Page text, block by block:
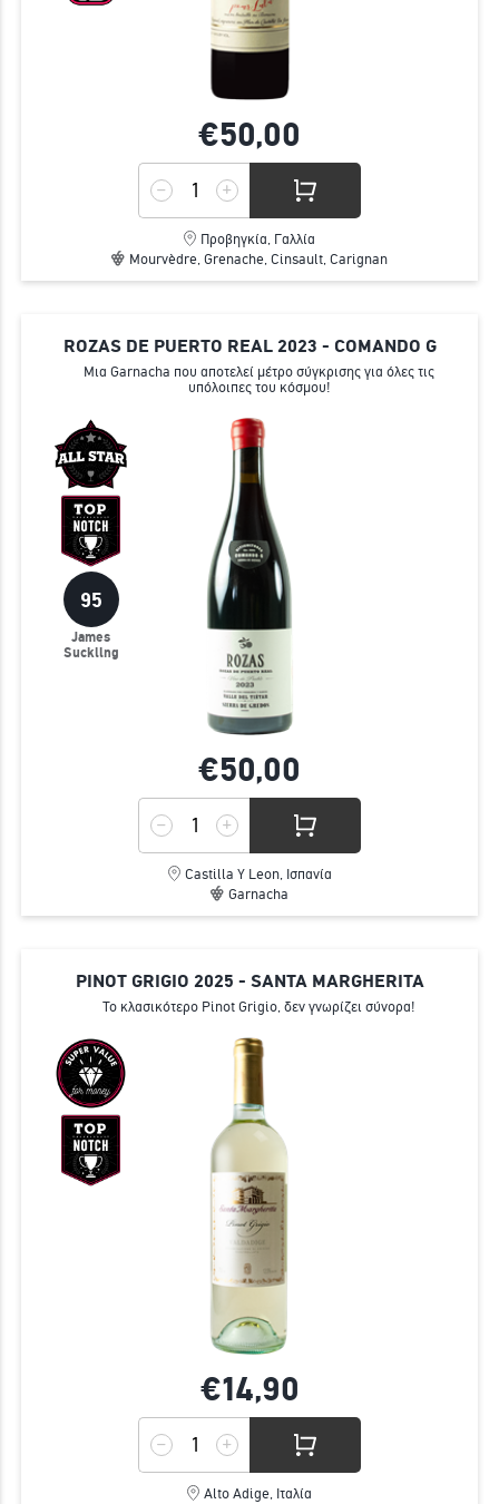
€50,00
Προβηγκία, Γαλλία
Mourvèdre, Grenache, Cinsault, Carignan
ROZAS DE PUERTO REAL 2023 - COMANDO G
Mια Garnacha που αποτελεί μέτρο σύγκρισης για όλες τις
υπόλοιπες του κόσμου!
95
James
Suckling
€50,00
Castilla Y Leon, Ισπανία
Garnacha
PINOT GRIGIO 2025 - SANTA MARGHERITA
Το κλασικότερο Pinot Grigio, δεν γνωρίζει σύνορα!
€14,90
Alto Adige, Ιταλία